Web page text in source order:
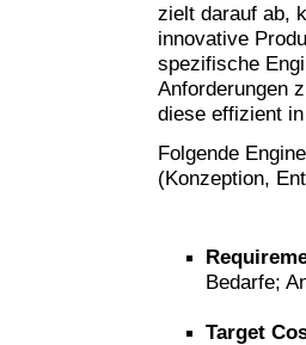
zielt darauf ab,
innovative
spezifische
Anforderungen
diese effizient
Folgende
(Konzeption,
Bedarfe;
Target